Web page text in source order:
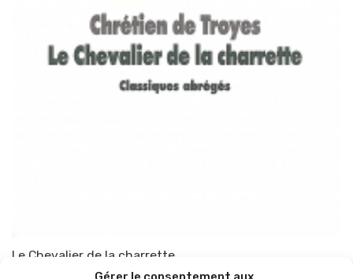
Le Chevalier de la charrette
TOP-PARENTS 28 septembre 2010